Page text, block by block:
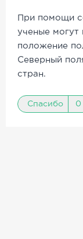
При помощи
ученые могут
положение
Северный
стран.
Спасибо 0